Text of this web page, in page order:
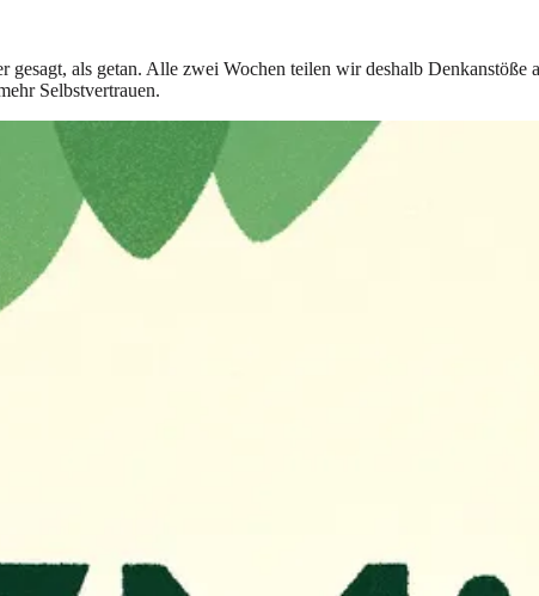
als getan. Alle zwei Wochen teilen wir deshalb
Selbstvertrauen.